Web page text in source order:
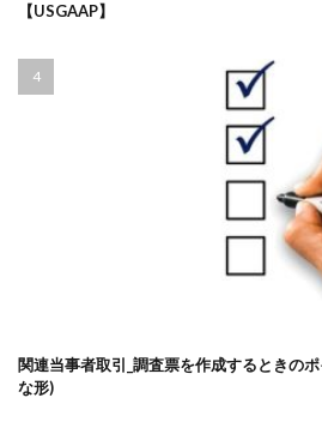
【USGAAP】
関連当事者取引_調査票を作成するときの
な形)